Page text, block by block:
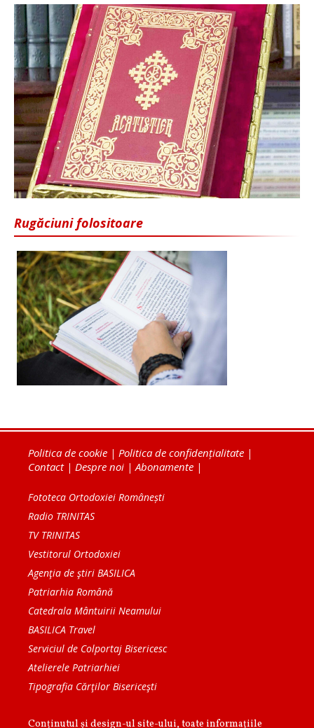
Rugăciuni folositoare
Politica de cookie | Politica de confidențialitate |
Contact| Despre noi |Abonamente |
Fototeca Ortodoxiei Românești
Radio TRINITAS
TV TRINITAS
Vestitorul Ortodoxiei
Agenţia de ştiri BASILICA
Patriarhia Română
Catedrala Mântuirii Neamului
BASILICA Travel
Serviciul de Colportaj Bisericesc
Atelierele Patriarhiei
Tipografia Cărţilor Bisericeşti
Conținutul și design-ul site-ului, toate informaţiile